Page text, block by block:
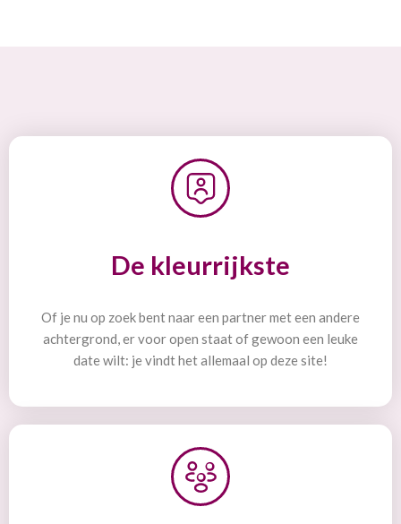
De kleurrijkste
Of je nu op zoek bent naar een partner met een andere
achtergrond, er voor open staat of gewoon een leuke
date wilt: je vindt het allemaal op deze site!